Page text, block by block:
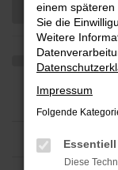
einem
Sie die
Weitere
Impressum
Folgende
Essentiell
Diese